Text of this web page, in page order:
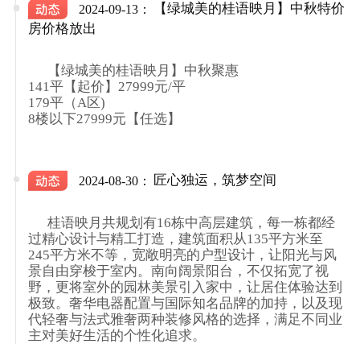
2024-09-13：
【绿城美的桂语映月】中秋特价
房价格放出
141平【起价】27999元/平
179平（A区)
8楼以下27999元【任选】
2024-08-30： 匠心独运，筑梦空间
      桂语映月共规划有16栋中高层建筑，每一栋都经
过精心设计与精工打造，建筑面积从135平方米至
245平方米不等，宽敞明亮的户型设计，让阳光与风
景自由穿梭于室内。南向阔景阳台，不仅拓宽了视
野，更将室外的园林美景引入家中，让居住体验达到
极致。奢华电器配置与国际知名品牌的加持，以及现
代轻奢与法式雅奢两种装修风格的选择，满足不同业
主对美好生活的个性化追求。